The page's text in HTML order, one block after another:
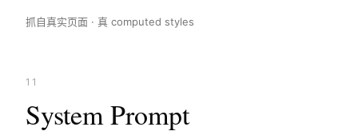
抓自真实页面 · 真 computed styles
11
System Prompt